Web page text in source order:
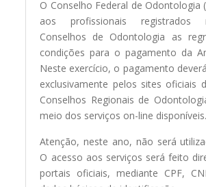
O Conselho Federal de Odontologia
aos profissionais registrados
Conselhos de Odontologia as
condições para o pagamento da
Neste exercício, o pagamento
exclusivamente pelos sites oficiais
Conselhos Regionais de
meio dos serviços on-line disponíveis.
Atenção, neste ano, não será
O acesso aos serviços será feito
portais oficiais, mediante CPF,